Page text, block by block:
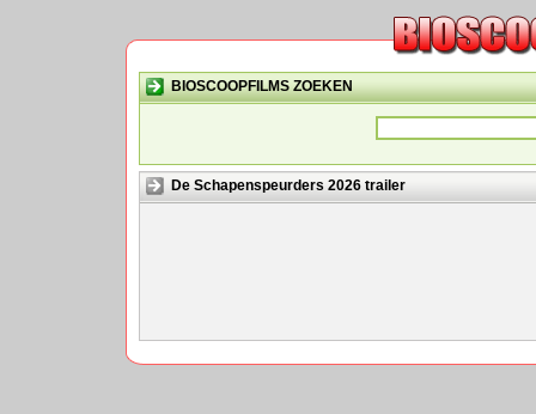
BIOSCOOPFILMS ZOEKEN
De Schapenspeurders 2026 trailer